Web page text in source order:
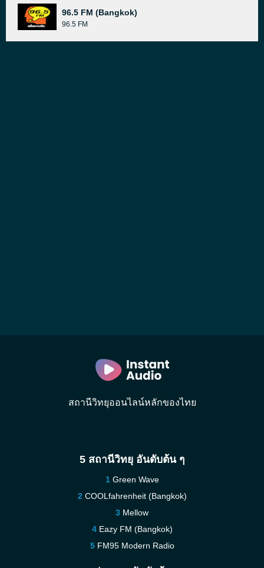
96.5 FM (Bangkok)
96.5 FM
สถานีวิทยุออนไลน์หลักของไทย
5 สถานีวิทยุ อันดับต้น ๆ
Green Wave
COOLfahrenheit (Bangkok)
Mellow
Eazy FM (Bangkok)
FM95 Modern Radio